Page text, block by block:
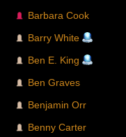
Barbara Cook
Barry White
Ben E. King
Ben Graves
Benjamin Orr
Benny Carter